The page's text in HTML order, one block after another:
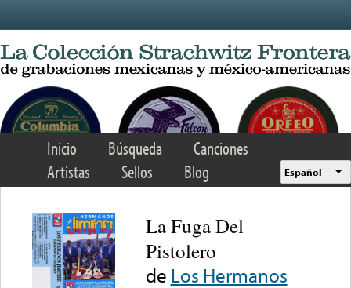
Inicio Búsqueda
Canciones
Artistas
Sellos Blog Español
La Fuga Del
Pistolero
de Los Hermanos